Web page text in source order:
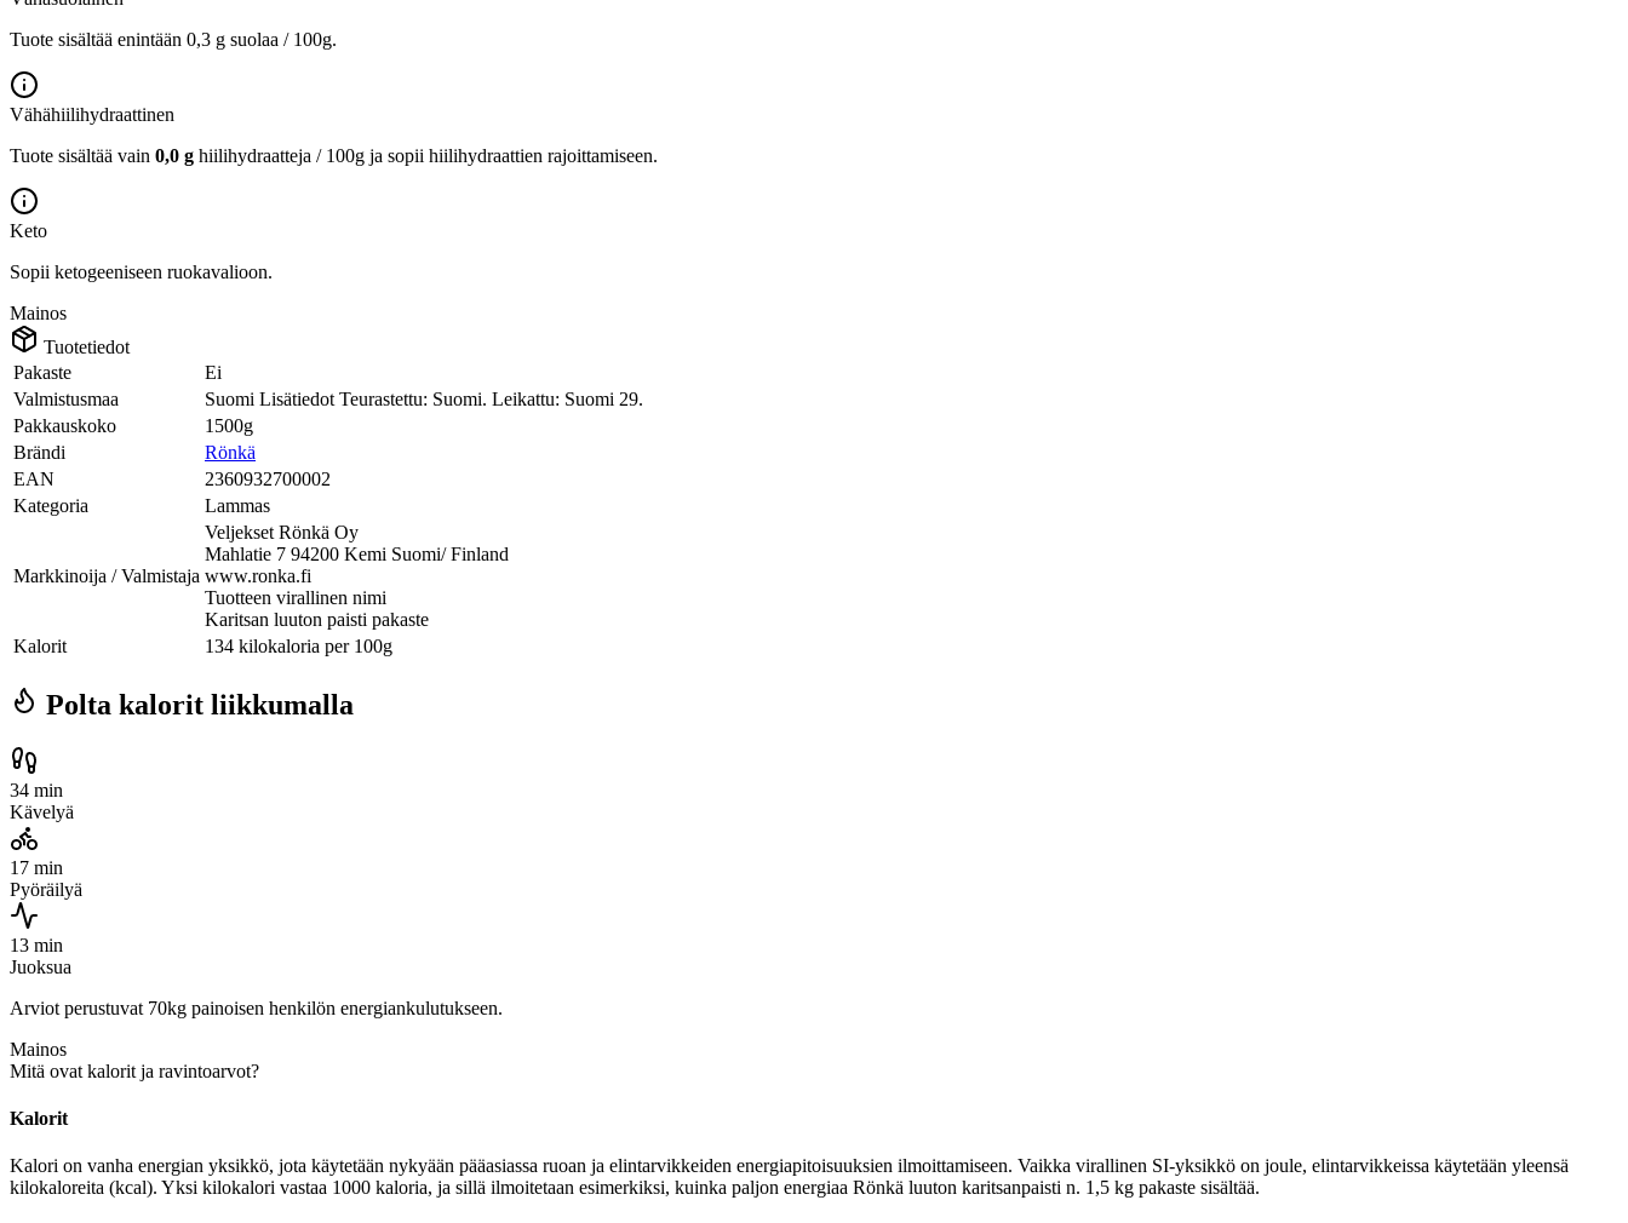
Tuote sisältää enintään 0,3 g suolaa / 100g.
Vähähiilihydraattinen
Tuote sisältää vain 0,0 g hiilihydraatteja / 100g ja sopii hiilihydraattien rajoittamiseen.
Keto
Sopii ketogeeniseen ruokavalioon.
Mainos
Tuotetiedot
Pakaste
Ei
Valmistusmaa
Suomi Lisätiedot Teurastettu: Suomi. Leikattu: Suomi 29.
Pakkauskoko
1500g
Brändi
Rönkä
EAN
2360932700002
Kategoria
Lammas
Markkinoija / Valmistaja
Veljekset Rönkä Oy
Mahlatie 7 94200 Kemi Suomi/ Finland
www.ronka.fi
Tuotteen virallinen nimi
Karitsan luuton paisti pakaste
Kalorit
134 kilokaloria per 100g
Polta kalorit liikkumalla
34 min
Kävelyä
17 min
Pyöräilyä
13 min
Juoksua
Arviot perustuvat 70kg painoisen henkilön energiankulutukseen.
Mainos
Mitä ovat kalorit ja ravintoarvot?
Kalorit
Kalori on vanha energian yksikkö, jota käytetään nykyään pääasiassa ruoan ja elintarvikkeiden energiapitoisuuksien ilmoittamiseen. Vaikka virallinen SI-yksikkö on joule, elintarvikkeissa käytetään yleensä
kilokaloreita (kcal). Yksi kilokalori vastaa 1000 kaloria, ja sillä ilmoitetaan esimerkiksi, kuinka paljon energiaa Rönkä luuton karitsanpaisti n. 1,5 kg pakaste sisältää.